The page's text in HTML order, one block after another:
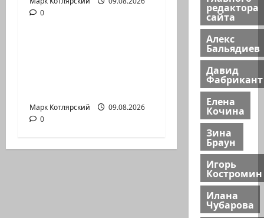
0Марк Котлярский Телеграмм Канал
Марк Котлярский
09.08.2026
0
редактора
сайта
Алекс
Бальядиев
Давид
Фабрикант
Елена
Кочина
Зина
Браун
Игорь
Костромин
Илана
Чубарова